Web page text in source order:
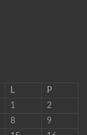
L
P
1
2
8
9